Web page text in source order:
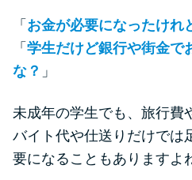
とにかく
審査が不
「 お金が必要になったけれ
「 学生だけど銀行や街金で
な？ 」
未成年の学生でも、旅行費
バイト代や仕送りだけでは
要になることもありますよ